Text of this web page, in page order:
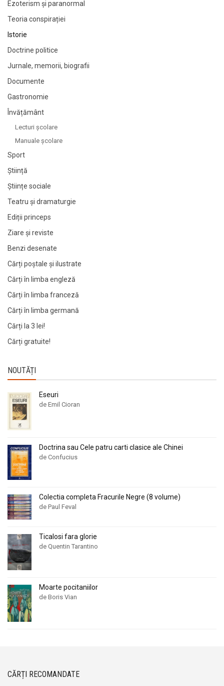
Ezoterism și paranormal
Teoria conspirației
Istorie
Doctrine politice
Jurnale, memorii, biografii
Documente
Gastronomie
Învățământ
Lecturi şcolare
Manuale şcolare
Sport
Știință
Științe sociale
Teatru și dramaturgie
Ediții princeps
Ziare şi reviste
Benzi desenate
Cărți poștale și ilustrate
Cărți în limba engleză
Cărți în limba franceză
Cărți în limba germană
Cărți la 3 lei!
Cărți gratuite!
NOUTĂȚI
Eseuri
de Emil Cioran
Doctrina sau Cele patru carti clasice ale Chinei
de Confucius
Colectia completa Fracurile Negre (8 volume)
de Paul Feval
Ticalosi fara glorie
de Quentin Tarantino
Moarte pocitaniilor
de Boris Vian
CĂRȚI RECOMANDATE